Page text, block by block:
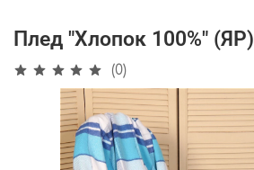
Плед "Хлопок 100%" (ЯР)
(0)